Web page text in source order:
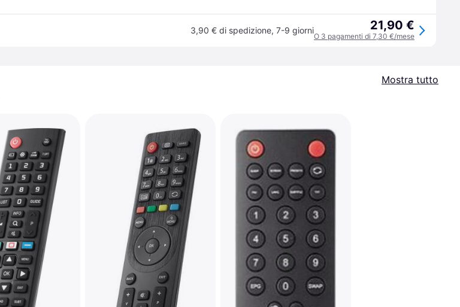
3,90 € di spedizione, 7-9 giorni 21,90 €
O 3 pagamenti di 7,30 €/mese
Mostra tutto